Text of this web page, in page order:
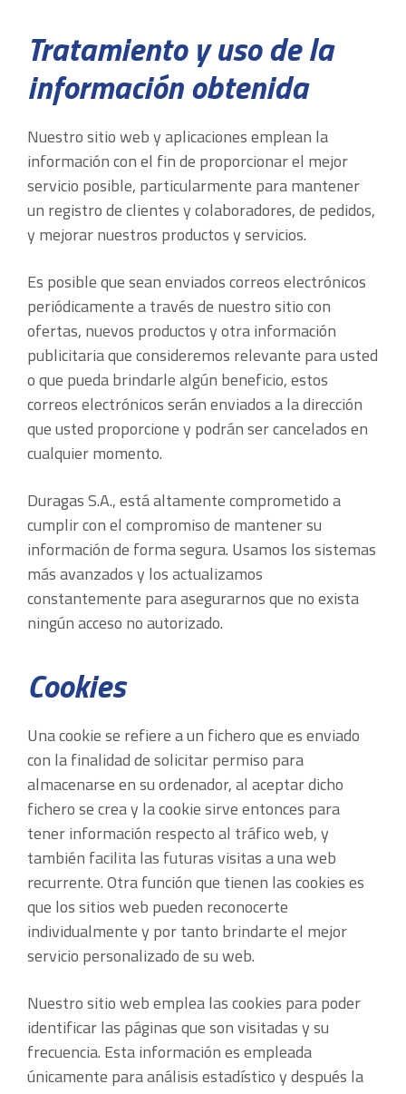
Tratamiento y uso de la
información obtenida
Nuestro sitio web y aplicaciones emplean la
información con el fin de proporcionar el mejor
servicio posible, particularmente para mantener
un registro de clientes y colaboradores, de pedidos,
y mejorar nuestros productos y servicios.
Es posible que sean enviados correos electrónicos
periódicamente a través de nuestro sitio con
ofertas, nuevos productos y otra información
publicitaria que consideremos relevante para usted
o que pueda brindarle algún beneficio, estos
correos electrónicos serán enviados a la dirección
que usted proporcione y podrán ser cancelados en
cualquier momento.
Duragas S.A., está altamente comprometido a
cumplir con el compromiso de mantener su
información de forma segura. Usamos los sistemas
más avanzados y los actualizamos
constantemente para asegurarnos que no exista
ningún acceso no autorizado.
Cookies
Una cookie se refiere a un fichero que es enviado
con la finalidad de solicitar permiso para
almacenarse en su ordenador, al aceptar dicho
fichero se crea y la cookie sirve entonces para
tener información respecto al tráfico web, y
también facilita las futuras visitas a una web
recurrente. Otra función que tienen las cookies es
que los sitios web pueden reconocerte
individualmente y por tanto brindarte el mejor
servicio personalizado de su web.
Nuestro sitio web emplea las cookies para poder
identificar las páginas que son visitadas y su
frecuencia. Esta información es empleada
únicamente para análisis estadístico y después la